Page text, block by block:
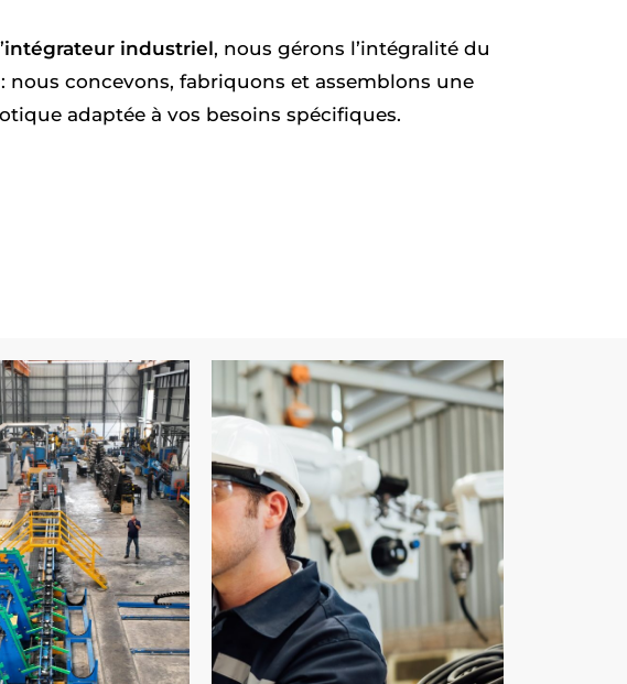
intégrateur industriel, nous gérons l’intégralité du
nous concevons, fabriquons et assemblons une
adaptée à vos besoins spécifiques.